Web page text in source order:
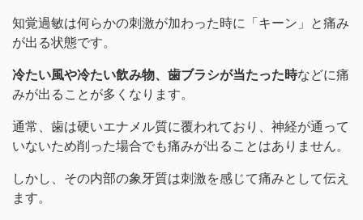
知覚過敏は何らかの刺激が加わった時に「キーン」と痛み
が出る状態です。
冷たい風や冷たい飲み物、歯ブラシが当たった時などに痛
みが出ることが多くなります。
通常、歯は硬いエナメル質に覆われており、神経が通って
いないため削った場合でも痛みが出ることはありません。
しかし、その内部の象牙質は刺激を感じて痛みとして伝え
ます。